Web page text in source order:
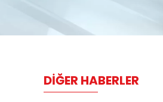
DIĞER HABERLER